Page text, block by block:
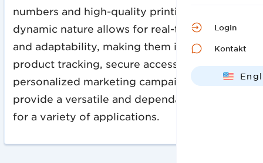
Login
Kontakt
numbers and high-quality printing. Their
dynamic nature allows for real-time updates
and adaptability, making them invaluable in
product tracking, secure access control, and
personalized marketing campaigns. They
provide a versatile and dependable solution
for a variety of applications.